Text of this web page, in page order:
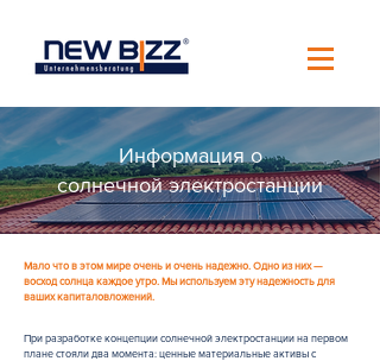
Информация о
солнечной электростанции
Мало что в этом мире очень и очень надежно. Одно из них —
восход солнца каждое утро. Мы используем эту надежность для
ваших капиталовложений.
При разработке концепции солнечной электростанции на первом
плане стояли два момента: ценные материальные активы с